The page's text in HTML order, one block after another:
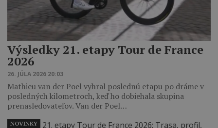
Výsledky 21. etapy Tour de France
2026
26. JÚLA 2026 20:03
Mathieu van der Poel vyhral poslednú etapu po dráme v
posledných kilometroch, keď ho dobiehala skupina
prenasledovateľov. Van der Poel…
NOVINKY